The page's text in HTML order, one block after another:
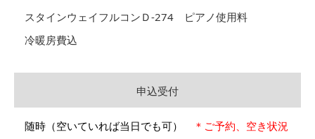
スタインウェイフルコンＤ-274 ピアノ使用料
冷暖房費込
申込受付
随時（空いていれば当日でも可） ＊ご予約、空き状況